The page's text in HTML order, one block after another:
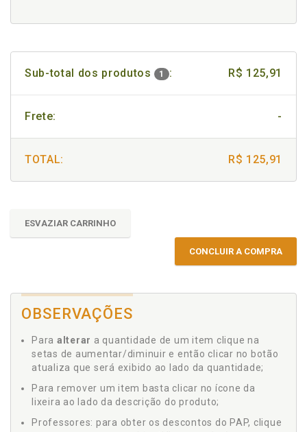
Sub-total dos produtos 1 : R$ 125,91
Frete: -
TOTAL: R$ 125,91
ESVAZIAR CARRINHO
CONCLUIR A COMPRA
OBSERVAÇÕES
Para alterar a quantidade de um item clique na
setas de aumentar/diminuir e então clicar no botão
atualiza que será exibido ao lado da quantidade;
Para remover um item basta clicar no ícone da
lixeira ao lado da descrição do produto;
Professores: para obter os descontos do PAP, clique